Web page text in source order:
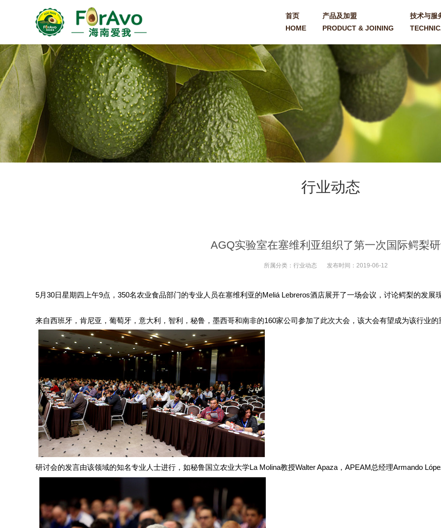
首页
HOME
产品及加盟
PRODUCT & JOINING
技术与服
行业动态
AGQ实验室在塞维利亚组织了第一次国际鳄梨
所属分类： 行业动态 发布时间： 2019-06-12
5月30日星期四上午9点，350名农业食品部门的专业人员在塞维利亚的Meliá Lebreros酒店展开了一场会议，讨论鳄梨的发展现
来自西班牙，肯尼亚，葡萄牙，意大利，智利，秘鲁，墨西哥和南非的160家公司参加了此次大会，该大会有望成为该行业的
研讨会的发言由该领域的知名专业人士进行，如秘鲁国立农业大学La Molina教授Walter Apaza，APEAM总经理Armando